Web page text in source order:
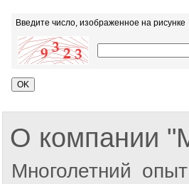
Введите число, изображенное на рисунке
О компании
Многолетний